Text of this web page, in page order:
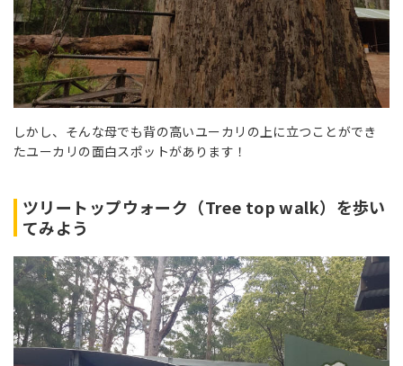
しかし、そんな母でも背の高いユーカリの上に立つことができ
たユーカリの面白スポットがあります！
ツリートップウォーク（Tree top walk）を歩い
てみよう